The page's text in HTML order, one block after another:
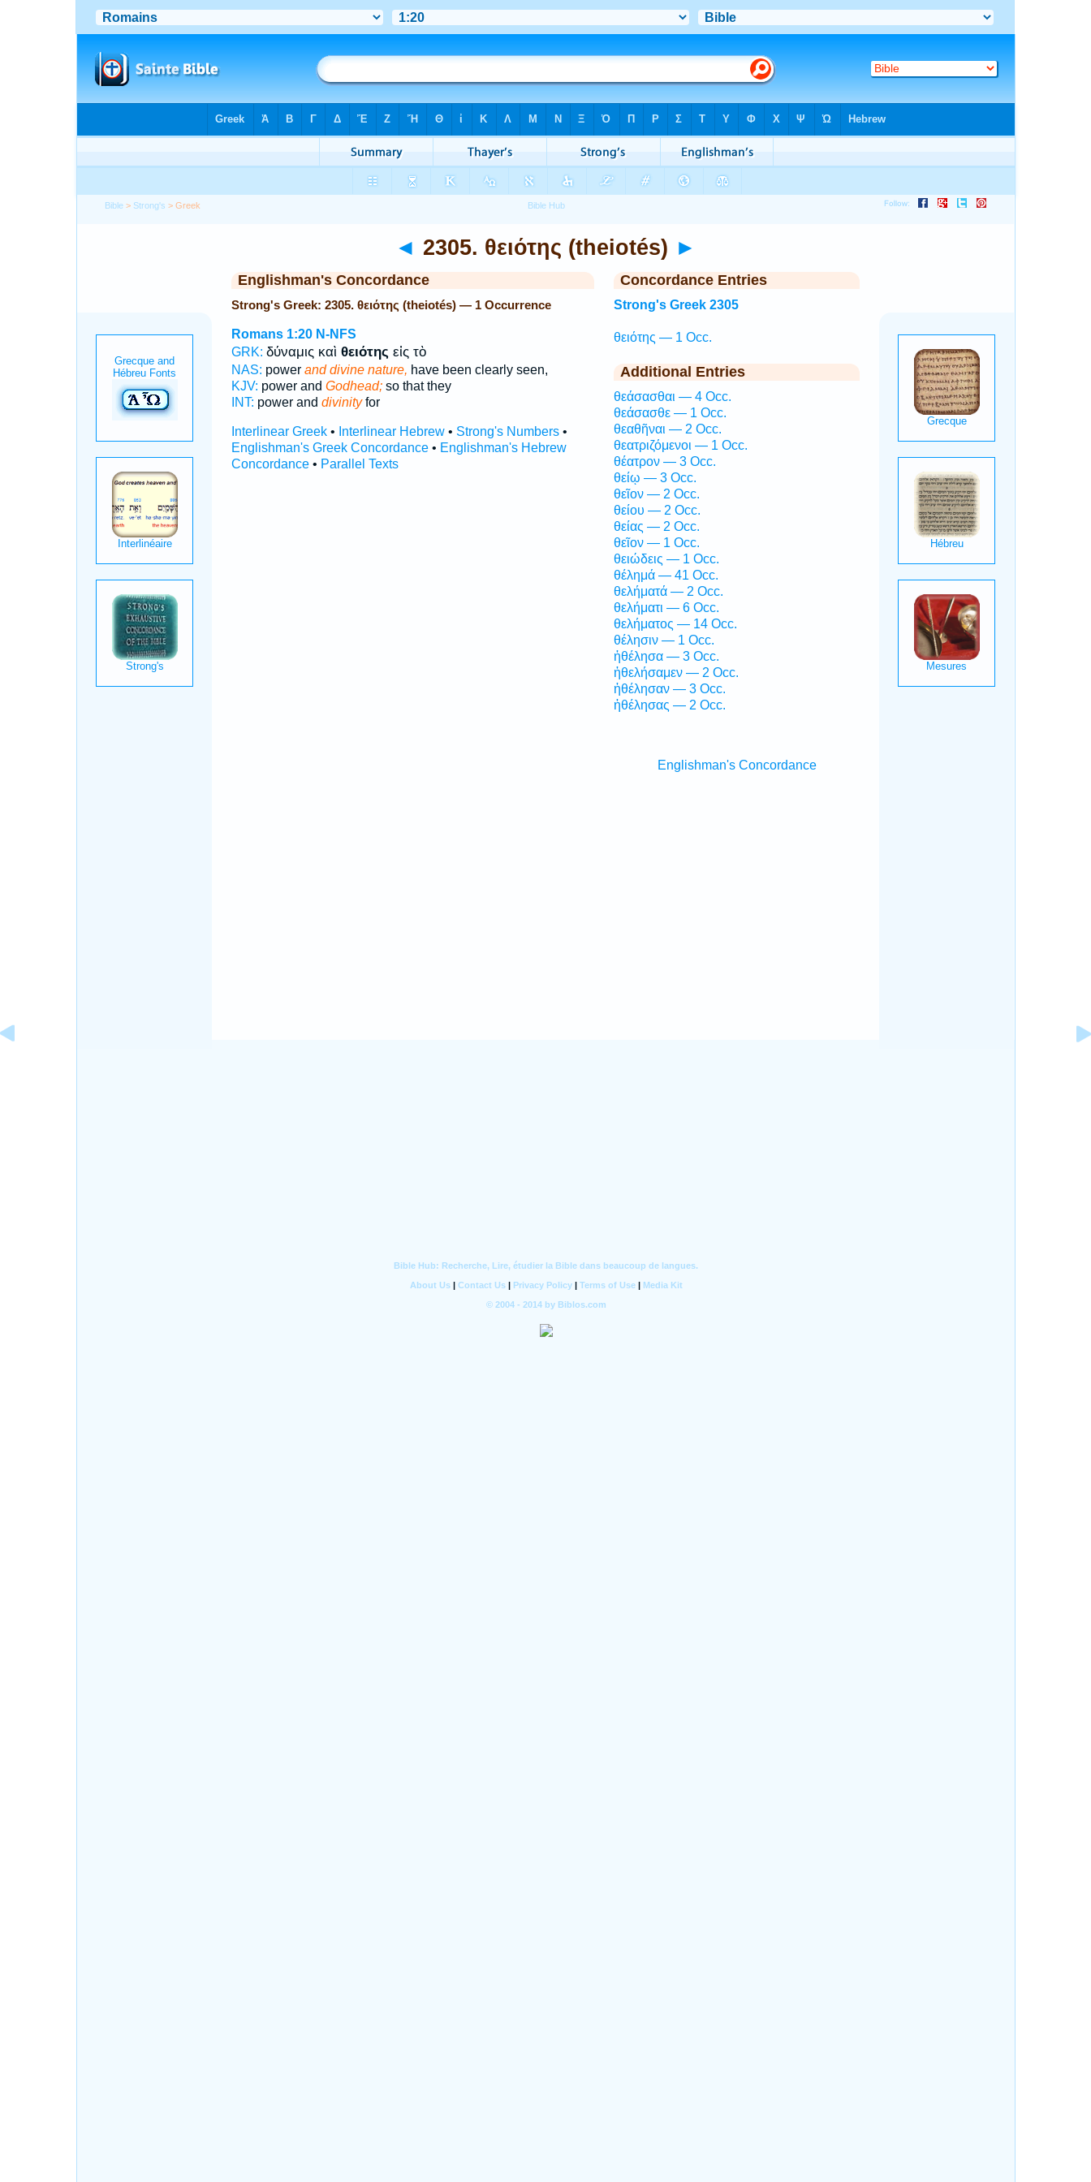
Bible > Strong's > Greek
◄ 2305. θειότης (theiotés) ►
Englishman's Concordance
Strong's Greek: 2305. θειότης (theiotés) — 1 Occurrence
Romans 1:20 N-NFS
GRK: δύναμις καὶ θειότης εἰς τὸ
NAS: power and divine nature, have been clearly seen,
KJV: power and Godhead;so that they
INT: power and divinityfor
Interlinear Greek• Interlinear Hebrew• Strong's Numbers•
Englishman's Greek Concordance• Englishman's Hebrew
Concordance• Parallel Texts
Concordance Entries
Strong's Greek 2305
θειότης — 1 Occ.
Additional Entries
θεάσασθαι — 4 Occ.
θεάσασθε — 1 Occ.
θεαθῆναι — 2 Occ.
θεατριζόμενοι — 1 Occ.
θέατρον — 3 Occ.
θείῳ — 3 Occ.
θεῖον — 2 Occ.
θείου — 2 Occ.
θείας — 2 Occ.
θεῖον — 1 Occ.
θειώδεις — 1 Occ.
θέλημά — 41 Occ.
θελήματά — 2 Occ.
θελήματι — 6 Occ.
θελήματος — 14 Occ.
θέλησιν — 1 Occ.
ἠθέλησα — 3 Occ.
ἠθελήσαμεν — 2 Occ.
ἠθέλησαν — 3 Occ.
ἠθέλησας — 2 Occ.
Englishman's Concordance